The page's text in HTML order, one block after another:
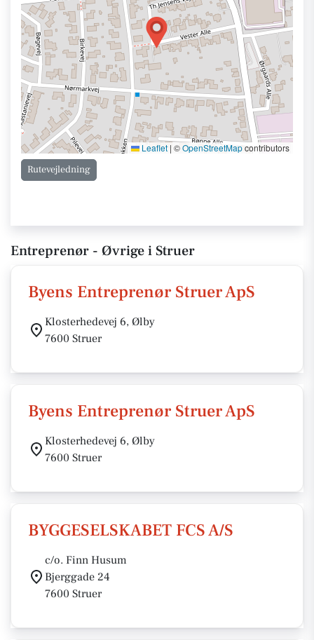
Leaflet | ©OpenStreetMapcontributors
Rutevejledning
Entreprenør - Øvrige i Struer
Byens Entreprenør Struer ApS
Klosterhedevej 6, Ølby
7600 Struer
Byens Entreprenør Struer ApS
Klosterhedevej 6, Ølby
7600 Struer
BYGGESELSKABET FCS A/S
c/o. Finn Husum
Bjerggade 24
7600 Struer